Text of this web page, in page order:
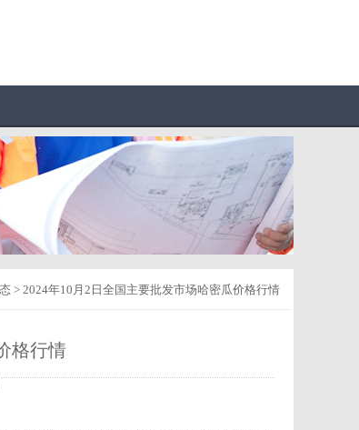
> 2024年10月2日全国主要批发市场哈密瓜价格行情
格行情